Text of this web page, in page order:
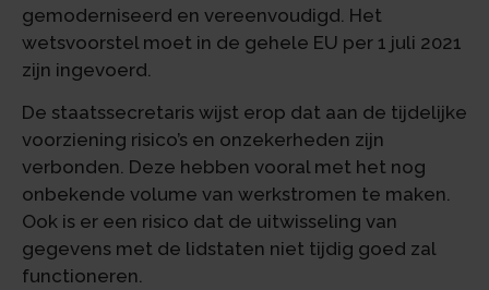
gemoderniseerd en vereenvoudigd. Het
wetsvoorstel moet in de gehele EU per 1 juli 2021
zijn ingevoerd.
De staatssecretaris wijst erop dat aan de tijdelijke
voorziening risico’s en onzekerheden zijn
verbonden. Deze hebben vooral met het nog
onbekende volume van werkstromen te maken.
Ook is er een risico dat de uitwisseling van
gegevens met de lidstaten niet tijdig goed zal
functioneren.